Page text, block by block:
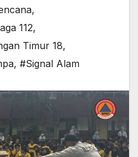
,
112,
Timur 18,
, #Signal Alam